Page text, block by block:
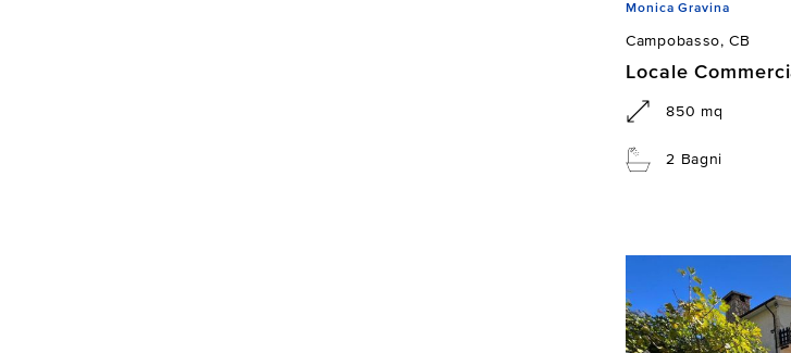
Monica Gravina
Campobasso, CB
Locale
850 mq
2 Bagni